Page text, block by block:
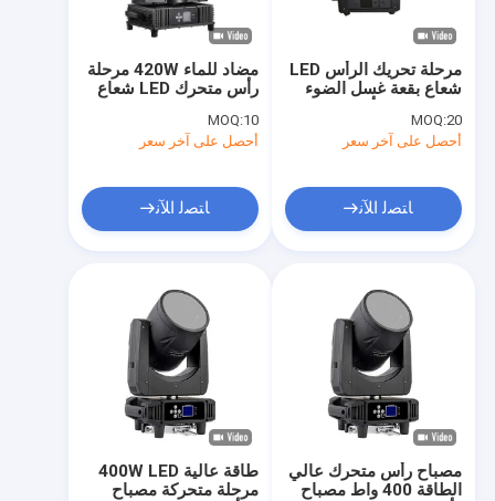
مضاد للماء 420W مرحلة
رأس متحرك LED شعاع
MOQ:10
أحصل على آخر سعر
ﺎﺘﺼﻟ ﺍﻶﻧ
مرحلة تحريك الرأس LED
شعاع بقعة غسل الضوء
عشب العسل
MOQ:20
أحصل على آخر سعر
ﺎﺘﺼﻟ ﺍﻶﻧ
طاقة عالية 400W LED
مرحلة متحركة مصباح
مصباح رأس متحرك عالي
الطاقة 400 واط مصباح